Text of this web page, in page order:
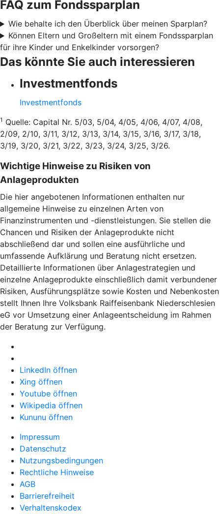
FAQ zum Fondssparplan
Wie behalte ich den Überblick über meinen Sparplan?
Können Eltern und Großeltern mit einem Fondssparplan
für ihre Kinder und Enkelkinder vorsorgen?
Das könnte Sie auch interessieren
Investmentfonds
Investmentfonds
1 Quelle: Capital Nr. 5/03, 5/04, 4/05, 4/06, 4/07, 4/08,
2/09, 2/10, 3/11, 3/12, 3/13, 3/14, 3/15, 3/16, 3/17, 3/18,
3/19, 3/20, 3/21, 3/22, 3/23, 3/24, 3/25, 3/26.
Wichtige Hinweise zu Risiken von
Anlageprodukten
Die hier angebotenen Informationen enthalten nur
allgemeine Hinweise zu einzelnen Arten von
Finanzinstrumenten und -dienstleistungen. Sie stellen die
Chancen und Risiken der Anlageprodukte nicht
abschließend dar und sollen eine ausführliche und
umfassende Aufklärung und Beratung nicht ersetzen.
Detaillierte Informationen über Anlagestrategien und
einzelne Anlageprodukte einschließlich damit verbundener
Risiken, Ausführungsplätze sowie Kosten und Nebenkosten
stellt Ihnen Ihre Volksbank Raiffeisenbank Niederschlesien
eG vor Umsetzung einer Anlageentscheidung im Rahmen
der Beratung zur Verfügung.
LinkedIn öffnen
Xing öffnen
Youtube öffnen
Wikipedia öffnen
Kununu öffnen
Impressum
Datenschutz
Nutzungsbedingungen
Rechtliche Hinweise
AGB
Barrierefreiheit
Verhaltenskodex